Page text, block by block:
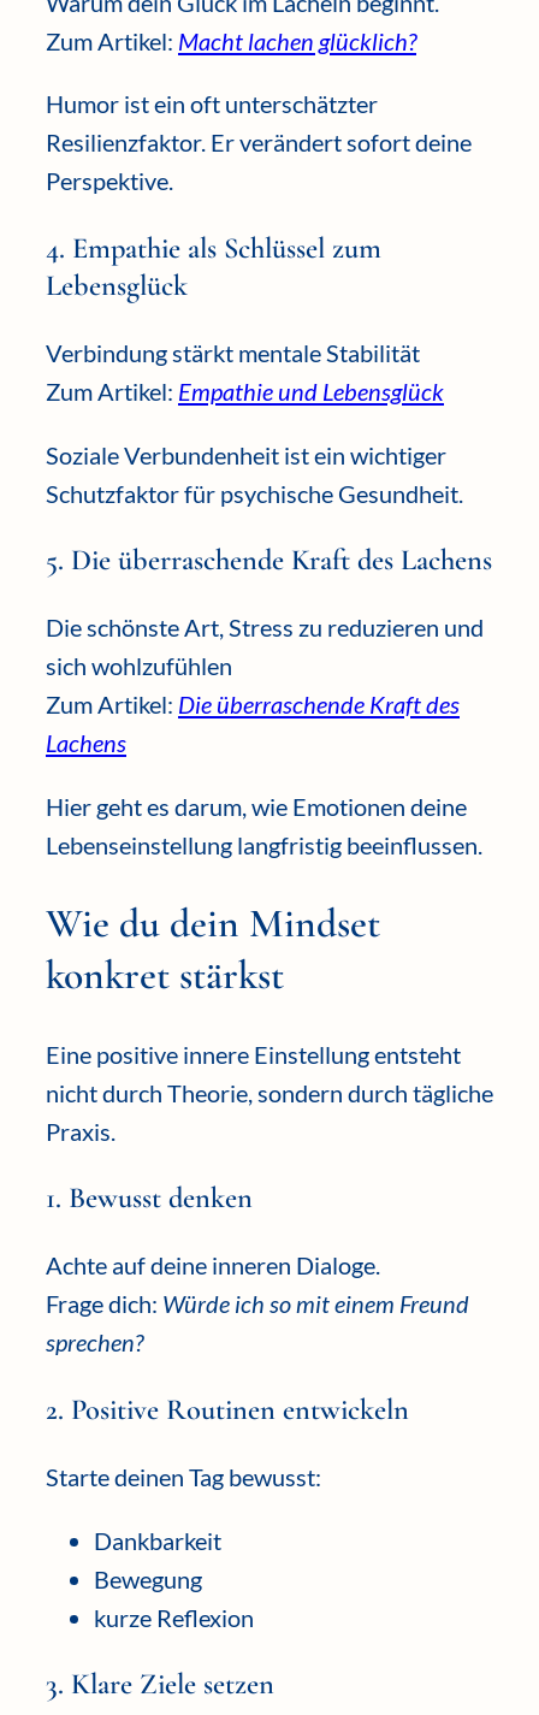
Zum Artikel: Macht lachen glücklich?
Humor ist ein oft unterschätzter
Resilienzfaktor. Er verändert sofort deine
Perspektive.
4. Empathie als Schlüssel zum
Lebensglück
Verbindung stärkt mentale Stabilität
Zum Artikel: Empathie und Lebensglück
Soziale Verbundenheit ist ein wichtiger
Schutzfaktor für psychische Gesundheit.
5. Die überraschende Kraft des Lachens
Die schönste Art, Stress zu reduzieren und
sich wohlzufühlen
Zum Artikel: Die überraschende Kraft des
Lachens
Hier geht es darum, wie Emotionen deine
Lebenseinstellung langfristig beeinflussen.
Wie du dein Mindset
konkret stärkst
Eine positive innere Einstellung entsteht
nicht durch Theorie, sondern durch tägliche
Praxis.
1. Bewusst denken
Achte auf deine inneren Dialoge.
Frage dich: Würde ich so mit einem Freund
sprechen?
2. Positive Routinen entwickeln
Starte deinen Tag bewusst:
Dankbarkeit
Bewegung
kurze Reflexion
3. Klare Ziele setzen